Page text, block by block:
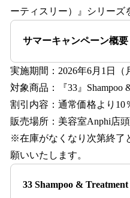
ーティスリー）』シリーズ
サマーキャンペーン概要
実施期間：2026年6月1日（
対象商品：『33』Shampoo
割引内容：通常価格より10
販売場所：美容室Anphi店頭
※在庫がなくなり次第終了
願いいたします。
33 Shampoo & Treatment